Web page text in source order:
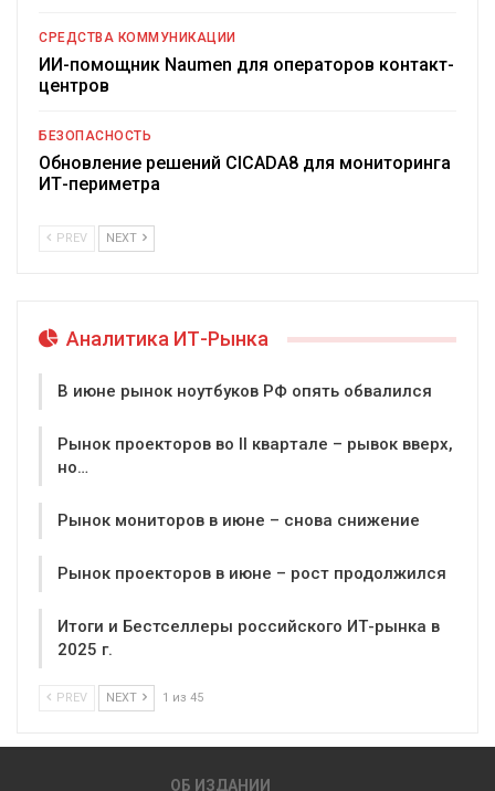
СРЕДСТВА КОММУНИКАЦИИ
ИИ-помощник Naumen для операторов контакт-
центров
БЕЗОПАСНОСТЬ
Обновление решений CICADA8 для мониторинга
ИТ-периметра
PREV NEXT
Аналитика ИТ-Рынка
В июне рынок ноутбуков РФ опять обвалился
Рынок проекторов во II квартале – рывок вверх,
но…
Рынок мониторов в июне – снова снижение
Рынок проекторов в июне – рост продолжился
Итоги и Бестселлеры российского ИТ-рынка в
2025 г.
PREV NEXT 1 из 45
ОБ ИЗДАНИИ